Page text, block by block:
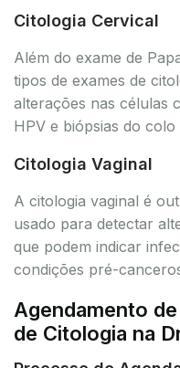
Citologia Cervical
Além do exame de
tipos de exames de
alterações nas células
HPV e biópsias do
Citologia Vaginal
A citologia vaginal é
usado para detectar
que podem indicar
condições pré-
Agendamento
de Citologia na